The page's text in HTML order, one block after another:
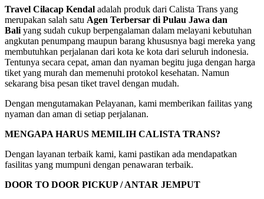
Travel Cilacap Kendal adalah produk dari Calista Trans yang
merupakan salah satu Agen Terbersar di Pulau Jawa dan
Baliyang sudah cukup berpengalaman dalam melayani kebutuhan
angkutan penumpang maupun barang khususnya bagi mereka yang
membutuhkan perjalanan dari kota ke kota dari seluruh indonesia.
Tentunya secara cepat, aman dan nyaman begitu juga dengan harga
tiket yang murah dan memenuhi protokol kesehatan. Namun
sekarang bisa pesan tiket travel dengan mudah.
Dengan mengutamakan Pelayanan, kami memberikan failitas yang
nyaman dan aman di setiap perjalanan.
MENGAPA HARUS MEMILIH CALISTA TRANS?
Dengan layanan terbaik kami, kami pastikan ada mendapatkan
fasilitas yang mumpuni dengan penawaran terbaik.
DOOR TO DOOR PICKUP / ANTAR JEMPUT